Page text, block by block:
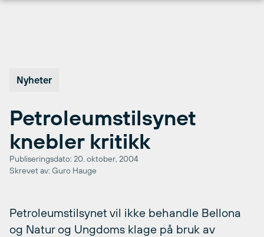
Nyheter
Petroleumstilsynet
knebler kritikk
Publiseringsdato: 20. oktober, 2004
Skrevet av: Guro Hauge
Petroleumstilsynet vil ikke behandle Bellona
og Natur og Ungdoms klage på bruk av